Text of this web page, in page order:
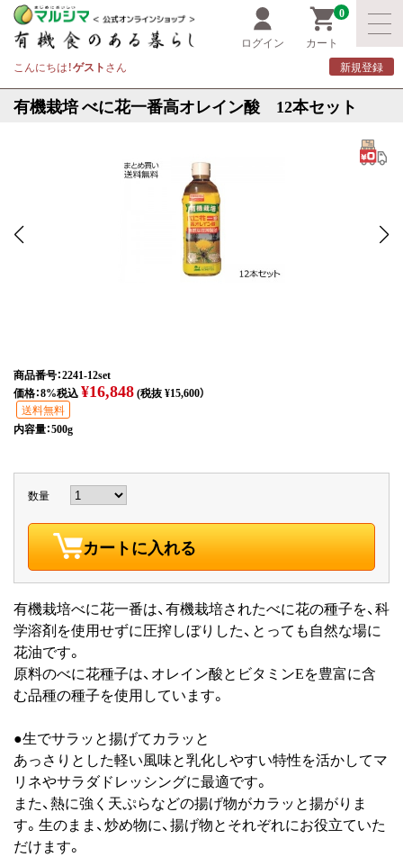
ログイン
0
カート
こんにちは！ゲストさん 新規登録
有機栽培 べに花一番高オレイン酸 12本セット
商品番号：2241-12set
価格：8%税込¥16,848(税抜 ¥15,600）
送料無料
内容量：500g
数量
カートに入れる
有機栽培べに花一番は、有機栽培されたべに花の種子を、科
学溶剤を使用せずに圧搾しぼりした、とっても自然な場に
花油です。
原料のべに花種子は、オレイン酸とビタミンEを豊富に含
む品種の種子を使用しています。
●生でサラッと揚げてカラッと
あっさりとした軽い風味と乳化しやすい特性を活かしてマ
リネやサラダドレッシングに最適です。
また、熱に強く天ぷらなどの揚げ物がカラッと揚がりま
す。生のまま、炒め物に、揚げ物とそれぞれにお役立ていた
だけます。